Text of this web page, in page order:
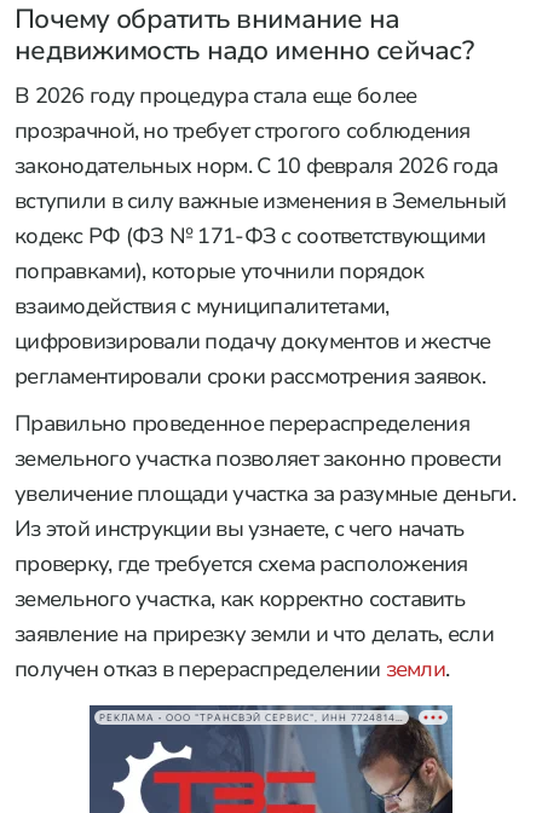
Почему обратить внимание на
недвижимость надо именно сейчас?
В 2026 году процедура стала еще более
прозрачной, но требует строгого соблюдения
законодательных норм. С 10 февраля 2026 года
вступили в силу важные изменения в Земельный
кодекс РФ (ФЗ № 171-ФЗ с соответствующими
поправками), которые уточнили порядок
взаимодействия с муниципалитетами,
цифровизировали подачу документов и жестче
регламентировали сроки рассмотрения заявок.
Правильно проведенное перераспределения
земельного участка позволяет законно провести
увеличение площади участка за разумные деньги.
Из этой инструкции вы узнаете, с чего начать
проверку, где требуется схема расположения
земельного участка, как корректно составить
заявление на прирезку земли и что делать, если
получен отказ в перераспределении земли.
РЕКЛАМА • ООО "ТРАНСВЭЙ СЕРВИС", ИНН 7724814198